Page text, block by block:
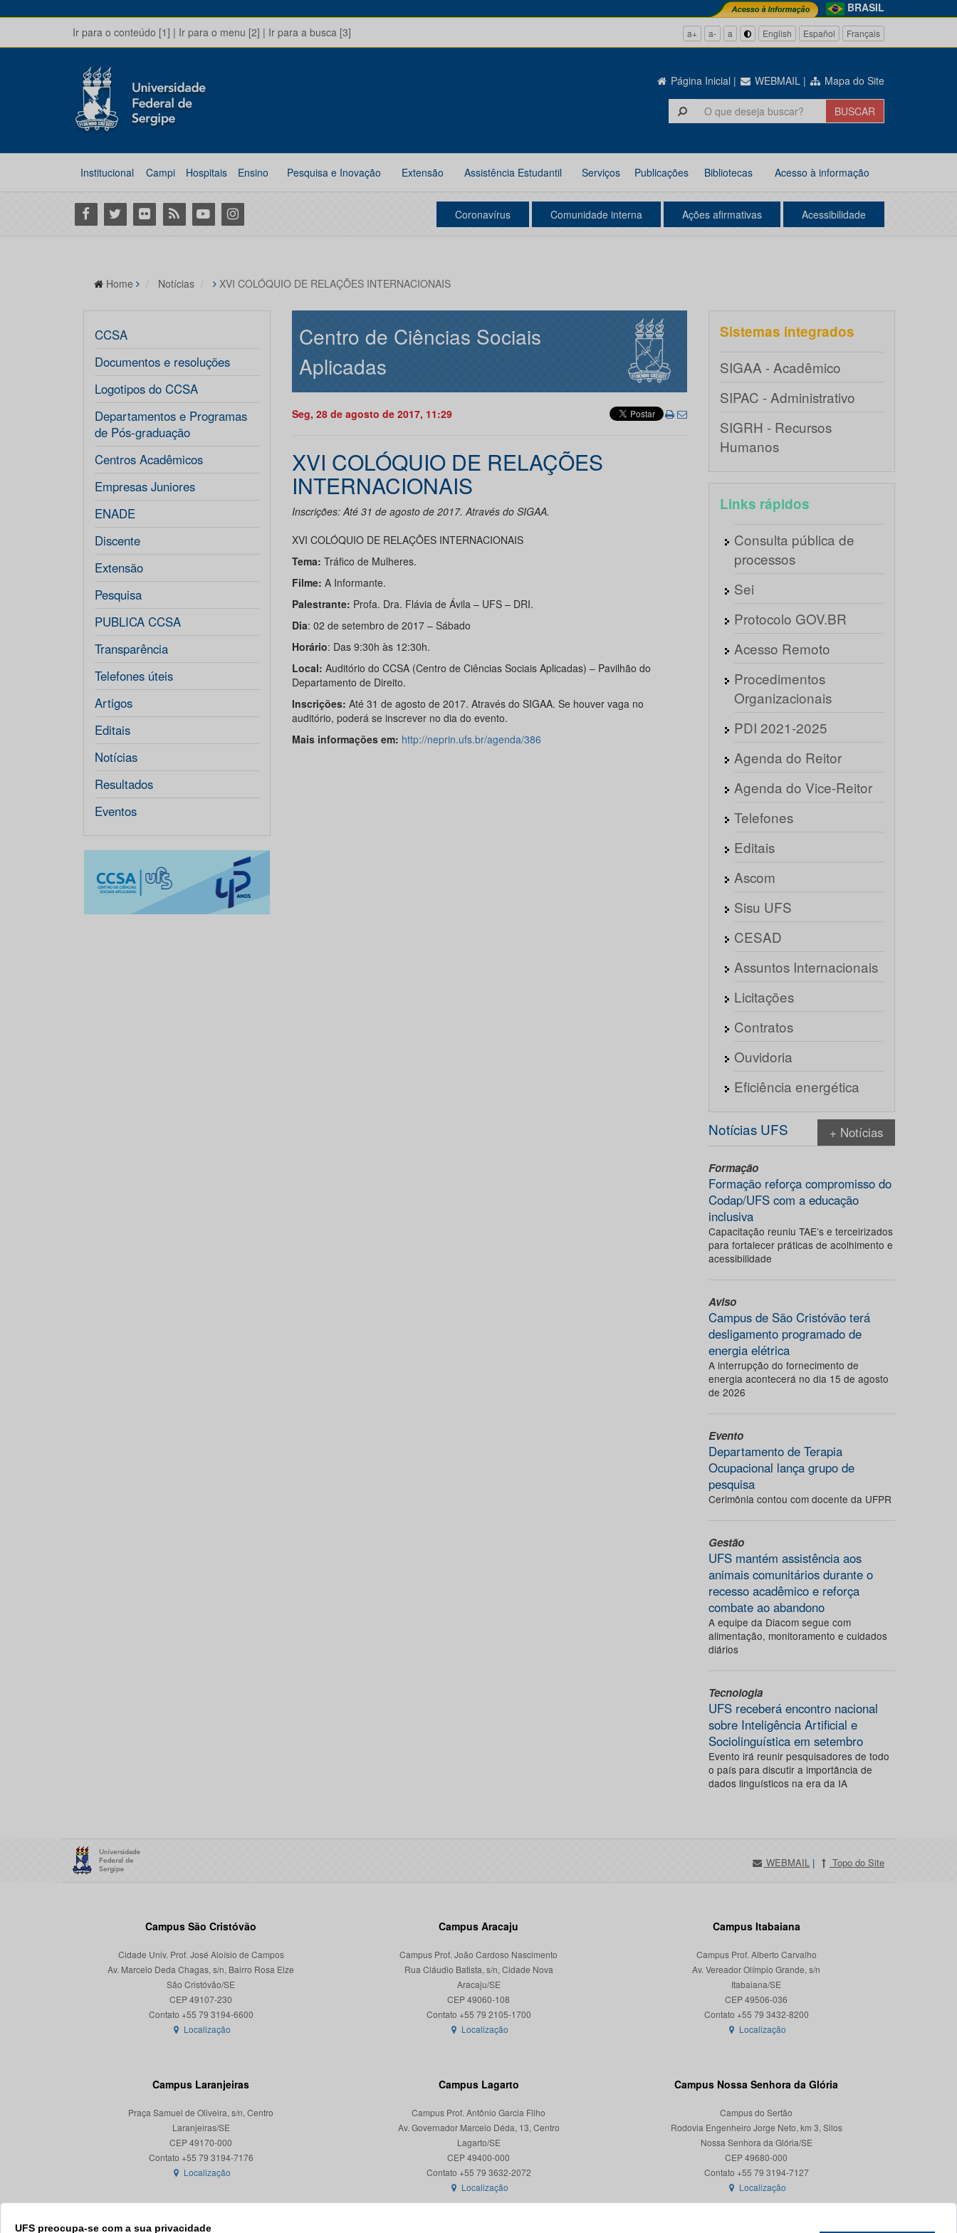
BRASIL
Ir para o conteúdo [1] | Ir para o menu [2] | Ir para a busca [3] a+ a- a English Español Français
Página Inicial | WEBMAIL | Mapa do Site
Institucional Campi Hospitais Ensino Pesquisa e Inovação Extensão Assistência Estudantil Serviços Publicações Bibliotecas Acesso à informação
Facebook
Twitter Flickr RSS YoutubeInstagram Coronavírus Comunidade interna Ações afirmativas Acessibilidade
UFS preocupa-se com a sua privacidade
Home Notícias XVI COLÓQUIO DE RELAÇÕES INTERNACIONAIS
CCSA
Documentos e resoluções
Logotipos do CCSA
Departamentos e Programas
de Pós-graduação
Centros Acadêmicos
Empresas Juniores
ENADE
Discente
Extensão
Pesquisa
PUBLICA CCSA
Transparência
Telefones úteis
Artigos
Editais
Notícias
Resultados
Eventos
Centro de Ciências Sociais
Aplicadas
Seg, 28 de agosto de 2017, 11:29
XVI COLÓQUIO DE RELAÇÕES
INTERNACIONAIS
Inscrições: Até 31 de agosto de 2017. Através do SIGAA.
XVI COLÓQUIO DE RELAÇÕES INTERNACIONAIS
Tema: Tráfico de Mulheres.
Filme: A Informante.
Palestrante: Profa. Dra. Flávia de Ávila – UFS – DRI.
Dia: 02 de setembro de 2017 – Sábado
Horário: Das 9:30h às 12:30h.
Local: Auditório do CCSA (Centro de Ciências Sociais Aplicadas) – Pavilhão do
Departamento de Direito.
Inscrições: Até 31 de agosto de 2017. Através do SIGAA. Se houver vaga no
auditório, poderá se inscrever no dia do evento.
Mais informações em: http://neprin.ufs.br/agenda/386
Sistemas integrados
SIGAA - Acadêmico
SIPAC - Administrativo
SIGRH - Recursos
Humanos
Links rápidos
Consulta pública de
processos
Sei
Protocolo GOV.BR
Acesso Remoto
Procedimentos
Organizacionais
PDI 2021-2025
Agenda do Reitor
Agenda do Vice-Reitor
Telefones
Editais
Ascom
Sisu UFS
CESAD
Assuntos Internacionais
Licitações
Contratos
Ouvidoria
Eficiência energética
Notícias UFS + Notícias
Formação
Formação reforça compromisso do
Codap/UFS com a educação
inclusiva
Capacitação reuniu TAE’s e terceirizados
para fortalecer práticas de acolhimento e
acessibilidade
Aviso
Campus de São Cristóvão terá
desligamento programado de
energia elétrica
A interrupção do fornecimento de
energia acontecerá no dia 15 de agosto
de 2026
Evento
Departamento de Terapia
Ocupacional lança grupo de
pesquisa
Cerimônia contou com docente da UFPR
Gestão
UFS mantém assistência aos
animais comunitários durante o
recesso acadêmico e reforça
combate ao abandono
A equipe da Diacom segue com
alimentação, monitoramento e cuidados
diários
Tecnologia
UFS receberá encontro nacional
sobre Inteligência Artificial e
Sociolinguística em setembro
Evento irá reunir pesquisadores de todo
o país para discutir a importância de
dados linguísticos na era da IA
WEBMAIL | Topo do Site
Campus São Cristóvão
Cidade Univ. Prof. José Aloísio de Campos
Av. Marcelo Deda Chagas, s/n, Bairro Rosa Elze
São Cristóvão/SE
CEP 49107-230
Localização
Campus Aracaju
Campus Prof. João Cardoso Nascimento
Rua Cláudio Batista, s/n, Cidade Nova
Aracaju/SE
CEP 49060-108
Localização
Campus Itabaiana
Campus Prof. Alberto Carvalho
Av. Vereador Olímpio Grande, s/n
Itabaiana/SE
CEP 49506-036
Localização
Campus Laranjeiras
Praça Samuel de Oliveira, s/n, Centro
Laranjeiras/SE
CEP 49170-000
Localização
Campus Lagarto
Campus Prof. Antônio Garcia Filho
Av. Governador Marcelo Déda, 13, Centro
Lagarto/SE
CEP 49400-000
Localização
Campus Nossa Senhora da Glória
Campus do Sertão
Rodovia Engenheiro Jorge Neto, km 3, Silos
Nossa Senhora da Glória/SE
CEP 49680-000
Contato +55 79 3194-7127
Localização